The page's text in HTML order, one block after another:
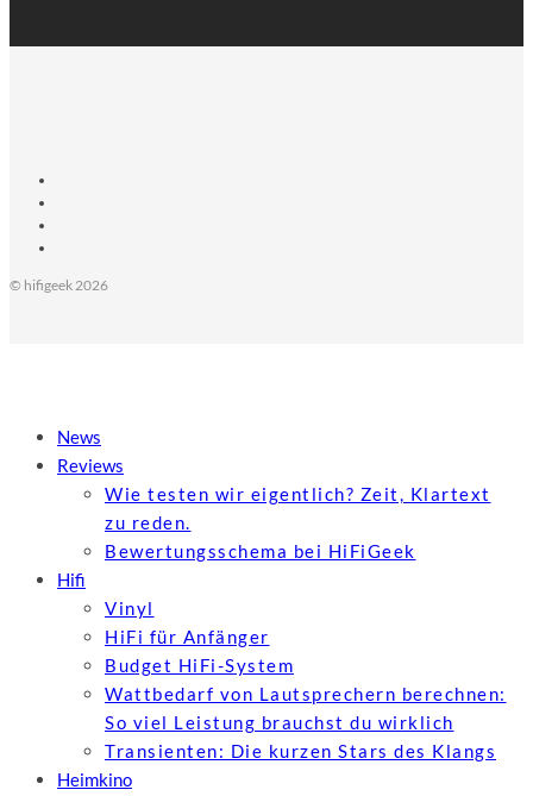
© hifigeek 2026
News
Reviews
Wie testen wir eigentlich? Zeit, Klartext
zu reden.
Bewertungs­schema bei HiFiGeek
Hifi
Vinyl
HiFi für Anfänger
Budget HiFi-System
Wattbedarf von Lautsprechern berechnen:
So viel Leistung brauchst du wirklich
Transienten: Die kurzen Stars des Klangs
Heimkino